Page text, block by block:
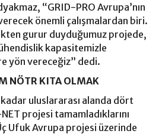
“GRID-PRO Avrupa’nın
önemli çalışmalardan biri.
gurur duyduğumuz projede,
kapasitemizle
yön vereceğiz” dedi.
NÖTR KITA OLMAK
uluslararası alanda dört
projesi tamamladıklarını
Ufuk Avrupa projesi üzerinde